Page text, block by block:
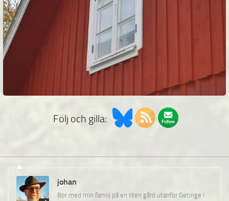
Följ och gilla:
johan
Bor med min familj på en liten gård utanför Getinge i